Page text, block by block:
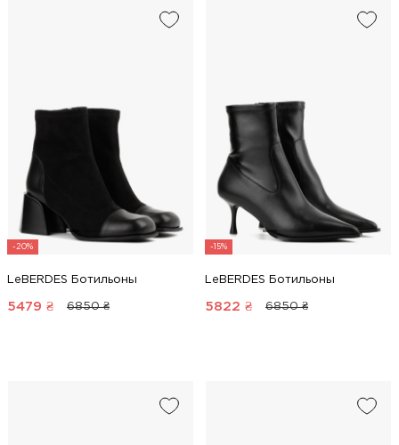
-20%
LeBERDES Ботильоны
5479 ₴ 6850 ₴
-15%
LeBERDES Ботильоны
5822 ₴ 6850 ₴